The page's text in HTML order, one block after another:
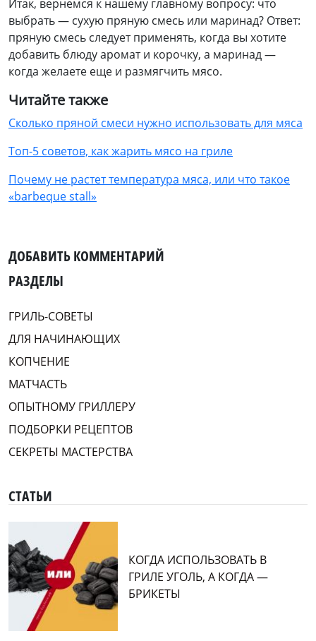
Итак, вернемся к нашему главному вопросу: что
выбрать — сухую пряную смесь или маринад? Ответ:
пряную смесь следует применять, когда вы хотите
добавить блюду аромат и корочку, а маринад —
когда желаете еще и размягчить мясо.
Читайте также
Сколько пряной смеси нужно использовать для мяса
Топ-5 советов, как жарить мясо на гриле
Почему не растет температура мяса, или что такое
«barbeque stall»
ДОБАВИТЬ КОММЕНТАРИЙ
РАЗДЕЛЫ
ГРИЛЬ-СОВЕТЫ
ДЛЯ НАЧИНАЮЩИХ
КОПЧЕНИЕ
МАТЧАСТЬ
ОПЫТНОМУ ГРИЛЛЕРУ
ПОДБОРКИ РЕЦЕПТОВ
СЕКРЕТЫ МАСТЕРСТВА
СТАТЬИ
КОГДА ИСПОЛЬЗОВАТЬ В
ГРИЛЕ УГОЛЬ, А КОГДА —
БРИКЕТЫ